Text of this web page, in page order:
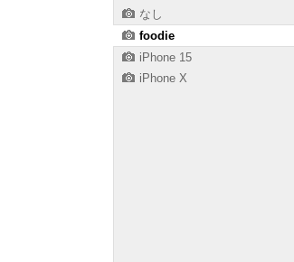
なし
foodie
iPhone 15
iPhone X